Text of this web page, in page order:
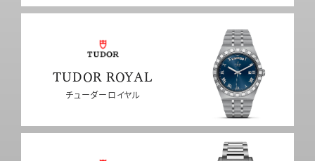
TUDOR ROYAL
チューダーロイヤル